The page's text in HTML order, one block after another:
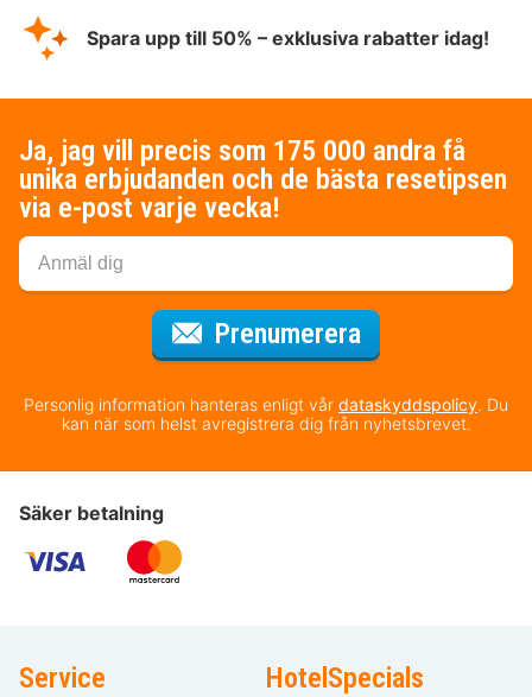
Spara upp till 50% – exklusiva rabatter idag!
Ja, jag vill precis som 175 000 andra få
unika erbjudanden och de bästa resetipsen
via e-post varje vecka!
Prenumerera
Personlig information hanteras enligt vår dataskyddspolicy. Du
kan när som helst avregistrera dig från nyhetsbrevet.
Säker betalning
Service HotelSpecials